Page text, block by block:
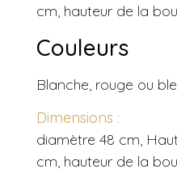
cm, hauteur de la
Couleurs
Blanche, rouge ou
Dimensions :
diamètre 48 cm,
cm, hauteur de la